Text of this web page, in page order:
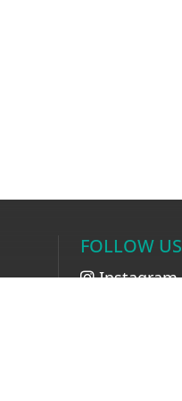
FOLLOW US
Instagram